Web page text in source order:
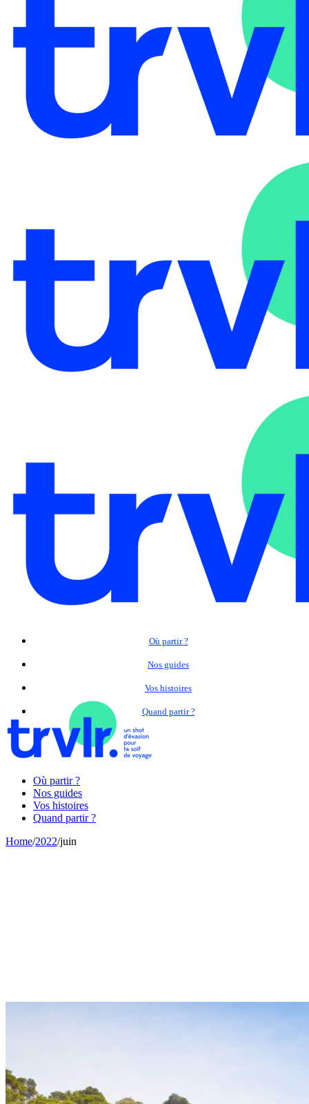
Où partir ?
Nos guides
Vos histoires
Quand partir ?
Où partir ?
Nos guides
Vos histoires
Quand partir ?
Home/2022/juin